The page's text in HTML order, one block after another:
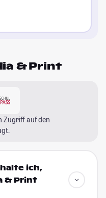
& Print
Zugriff auf den
ich,
& Print